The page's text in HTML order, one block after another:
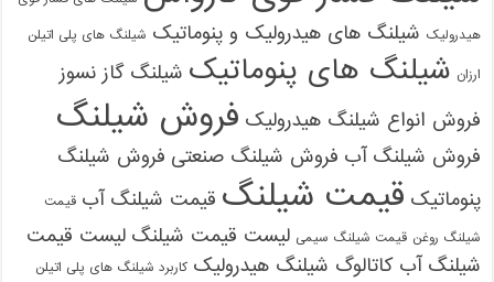
هیدرولیک شیلنگ های هیدرولیک و پنوماتیک شیلنگ های پلی اتیلن
ارزان شیلنگ های پنوماتیک شیلنگ گاز نسوز
فروش انواع شیلنگ هیدرولیک فروش شیلنگ
فروش شیلنگ آب فروش شیلنگ صنعتی فروش شیلنگ
پنوماتیک قیمت شیلنگ قیمت شیلنگ آب قیمت
شیلنگ روغن قیمت شیلنگ سیمی لیست قیمت شیلنگ لیست قیمت
شیلنگ آب کاتالوگ شیلنگ هیدرولیک کاربرد شیلنگ های پلی اتیلن